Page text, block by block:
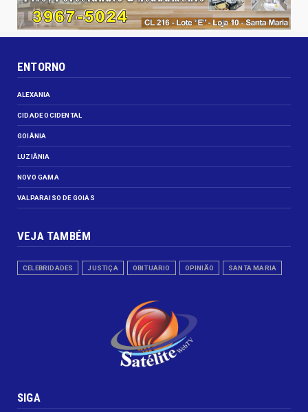
ENTORNO
ALEXANIA
CIDADE OCIDENTAL
GOIÂNIA
LUZIÂNIA
NOVO GAMA
VALPARAISO DE GOIÁS
VEJA TAMBÉM
CELEBRIDADES JUSTIÇA OBITUÁRIO OPINIÃO SANTA MARIA
SIGA